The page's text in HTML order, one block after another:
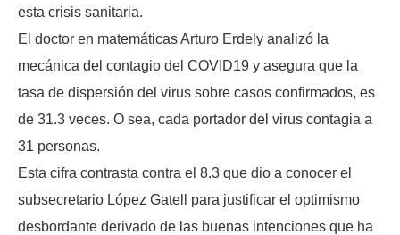
esta crisis sanitaria.
El doctor en matemáticas Arturo Erdely analizó la
mecánica del contagio del COVID19 y asegura que la
tasa de dispersión del virus sobre casos confirmados, es
de 31.3 veces. O sea, cada portador del virus contagia a
31 personas.
Esta cifra contrasta contra el 8.3 que dio a conocer el
subsecretario López Gatell para justificar el optimismo
desbordante derivado de las buenas intenciones que ha